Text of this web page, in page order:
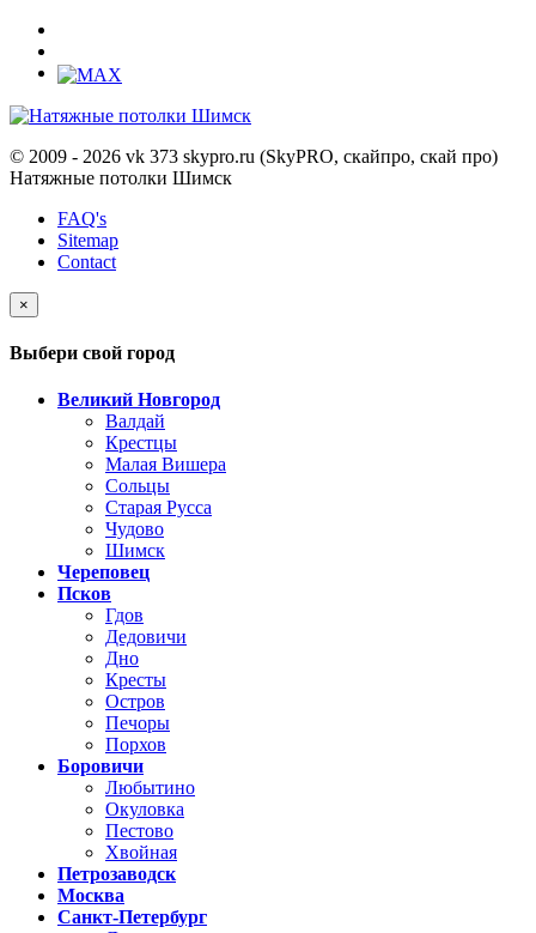
© 2009 - 2026 vk 373 skypro.ru (SkyPRO, скайпро, скай про)
Натяжные потолки Шимск
FAQ's
Sitemap
Contact
×
Выбери свой город
Великий Новгород
Валдай
Крестцы
Малая Вишера
Сольцы
Старая Русса
Чудово
Шимск
Череповец
Псков
Гдов
Дедовичи
Дно
Кресты
Остров
Печоры
Порхов
Боровичи
Любытино
Окуловка
Пестово
Хвойная
Петрозаводск
Москва
Санкт-Петербург